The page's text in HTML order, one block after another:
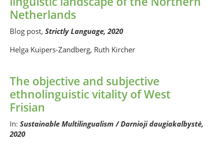
Netherlands
Blog post, Strictly Language, 2020
Helga Kuipers-Zandberg, Ruth Kircher
The objective and subjective
ethnolinguistic vitality of West
Frisian
In: Sustainable Multilingualism / Darnioji daugiakalbystė,
2020